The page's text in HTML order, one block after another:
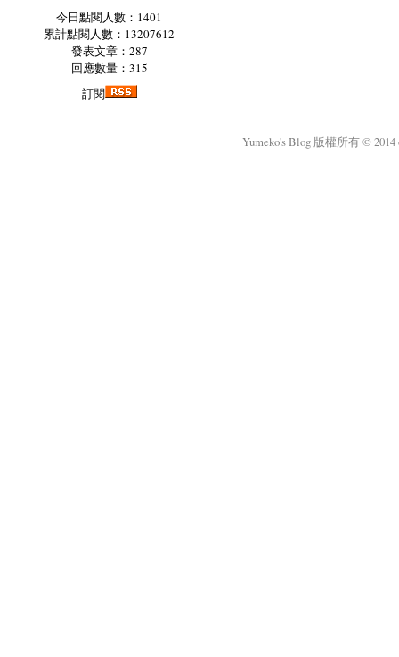
今日點閱人數：1401
累計點閱人數：13207612
發表文章：287
回應數量：315
訂閱
Yumeko's Blog 版權所有 ©